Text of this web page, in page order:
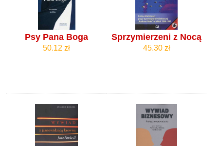
Psy Pana Boga
50.12 zł
Sprzymierzeni z Nocą
45.30 zł